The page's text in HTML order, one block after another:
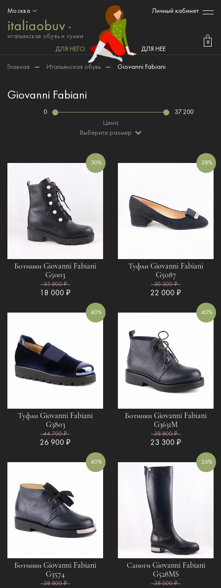
итальянская обувь и сумки
Москва Личный кабинет
0
ДЛЯ НЕГО ДЛЯ НЕЕ
Главная — Итальянская обувь — Giovanni Fabiani
Giovanni Fabiani
0 37 200
Цена
Выберите размер
50%
Ботинки Giovanni Fabiani
G5003
35 800 ₽
18 000 ₽
28%
Туфли Giovanni Fabiani
G5087
30 500 ₽
22 000 ₽
40%
Туфли Giovanni Fabiani
G3803
44 700 ₽
26 900 ₽
40%
Ботинки Giovanni Fabiani
G3631M
38 800 ₽
23 300 ₽
40%
Ботинки Giovanni Fabiani
G3574
38 800 ₽
26%
Сапоги Giovanni Fabiani
G528MS
38 000 ₽